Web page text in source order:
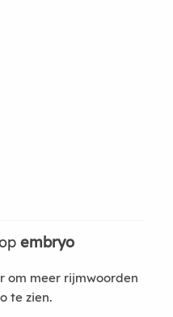
embryo
om meer rijmwoorden
te zien.